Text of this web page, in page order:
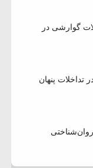
گوارشی در
تداخلات پنهان
روان‌شناختی